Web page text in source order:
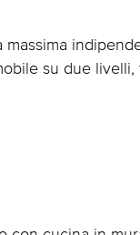
su due livelli,